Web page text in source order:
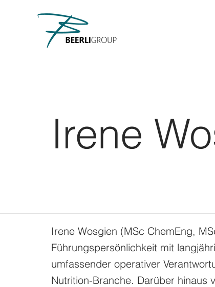
Irene
Irene Wosgien (MSc ChemEng,
Führungspersönlichkeit mit
umfassender operativer
Nutrition-Branche. Darüber hinaus